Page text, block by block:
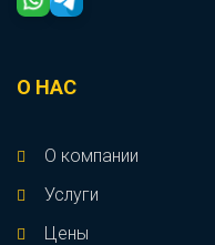
О НАС
О компании
Услуги
Цены